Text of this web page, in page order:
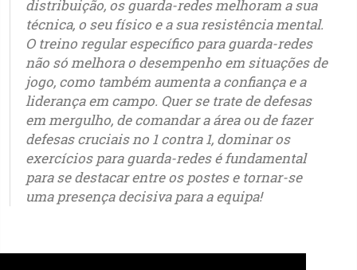
distribuição, os guarda-redes melhoram a sua
técnica, o seu físico e a sua resistência mental.
O treino regular específico para guarda-redes
não só melhora o desempenho em situações de
jogo, como também aumenta a confiança e a
liderança em campo. Quer se trate de defesas
em mergulho, de comandar a área ou de fazer
defesas cruciais no 1 contra 1, dominar os
exercícios para guarda-redes é fundamental
para se destacar entre os postes e tornar-se
uma presença decisiva para a equipa!
15 - sub-16 - sub-17 - sub-18 - sub-19 - sub-20 - sub-21 - Sub-23 – Iniciados – Juvenis -